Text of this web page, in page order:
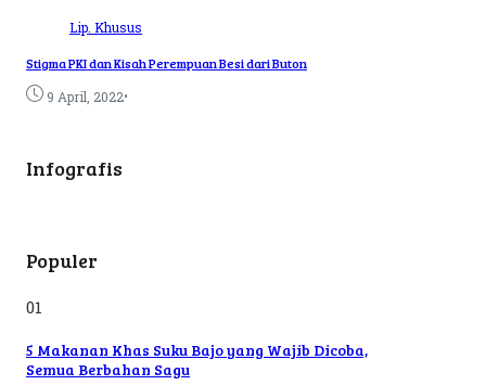
Lip. Khusus
Stigma PKI dan Kisah Perempuan Besi dari Buton
9 April, 2022•
Infografis
Populer
01
5 Makanan Khas Suku Bajo yang Wajib Dicoba,
Semua Berbahan Sagu